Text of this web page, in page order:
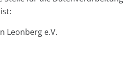
Leonberg e.V.